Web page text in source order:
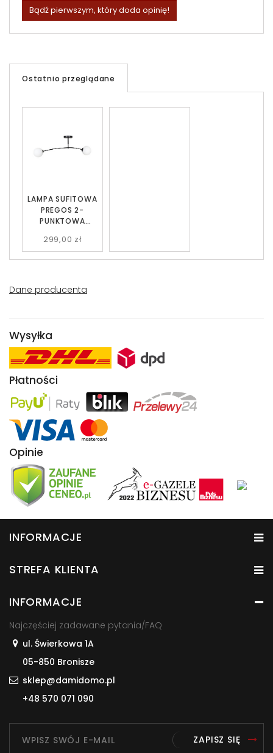
Bądź pierwszym, który doda opinię!
Ostatnio przeglądane
LAMPA SUFITOWA
PREGOS 2-
PUNKTOWA
299,00 zł
Dane producenta
Wysyłka
Płatności
Opinie
INFORMACJE
STREFA KLIENTA
INFORMACJE
Najczęściej zadawane pytania/FAQ
ul. Świerkowa 1A
05-850 Bronisze
sklep@damidomo.pl
+48 570 071 090
ZAPISZ SIĘ